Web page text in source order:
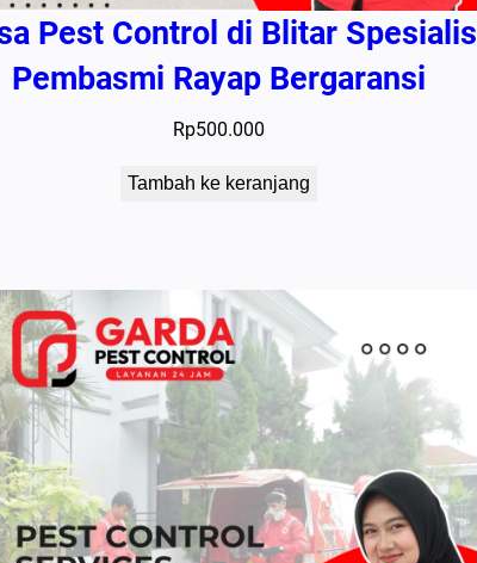
Pest Control di Blitar Spesialis
Pembasmi Rayap Bergaransi
Rp500.000
Tambah ke keranjang